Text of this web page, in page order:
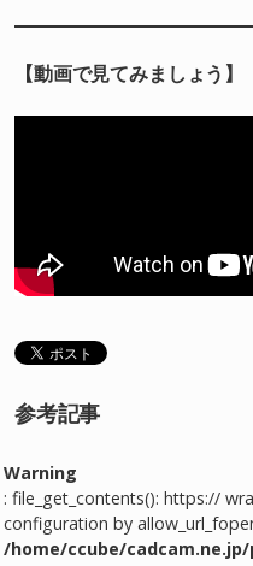
【動画で見てみましょう】
参考記事
Warning
: file_get_contents(): https://
configuration by
/home/ccube/